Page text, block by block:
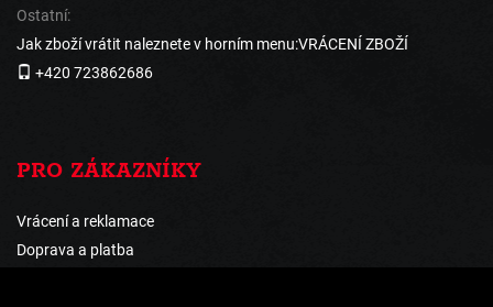
Ostatní:
Jak zboží vrátit naleznete v horním menu:VRÁCENÍ ZBOŽÍ
+420 723862686
PRO ZÁKAZNÍKY
Vrácení a reklamace
Doprava a platba